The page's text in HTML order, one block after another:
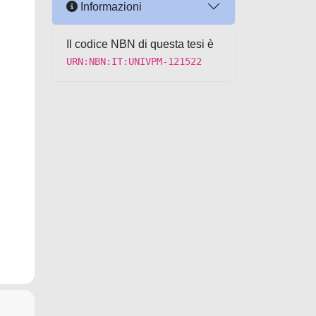
Informazioni
Il codice NBN di questa tesi è
URN:NBN:IT:UNIVPM-121522